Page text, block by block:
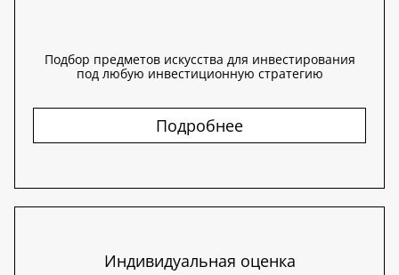
Подбор предметов искусства для инвестирования
под любую инвестиционную стратегию
Подробнее
Индивидуальная оценка